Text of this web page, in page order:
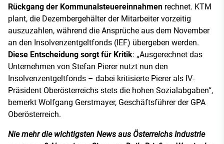
Rückgang der Kommunalsteuereinnahmen rechnet. KTM
plant, die Dezembergehälter der Mitarbeiter vorzeitig
auszuzahlen, während die Ansprüche aus dem November
an den Insolvenzentgeltfonds (IEF) übergeben werden.
Diese Entscheidung sorgt für Kritik: „Ausgerechnet das
Unternehmen von Stefan Pierer nutzt nun den
Insolvenzentgeltfonds – dabei kritisierte Pierer als IV-
Präsident Oberösterreichs stets die hohen Sozialabgaben“,
bemerkt Wolfgang Gerstmayer, Geschäftsführer der GPA
Oberösterreich.
Nie mehr die wichtigsten News aus Österreichs Industrie